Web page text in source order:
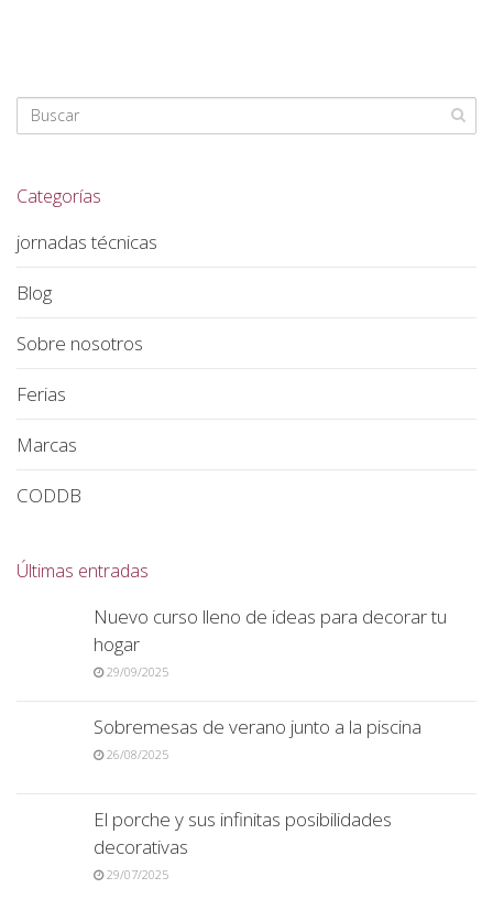
Categorías
jornadas técnicas
Blog
Sobre nosotros
Ferias
Marcas
CODDB
Últimas entradas
Nuevo curso lleno de ideas para decorar tu
hogar
29/09/2025
Sobremesas de verano junto a la piscina
26/08/2025
El porche y sus infinitas posibilidades
decorativas
29/07/2025